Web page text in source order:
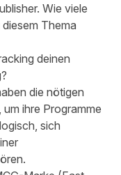
Wie viele
Thema
deinen
die nötigen
ihre Programme
sich